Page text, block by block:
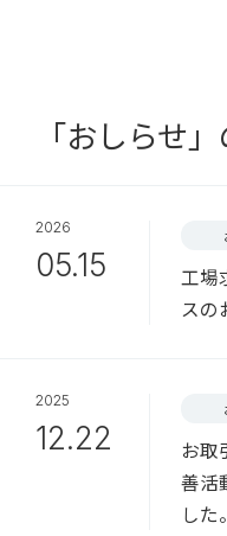
「おしらせ
2026
05.15
工場
スの
2025
12.22
お取
善活
した。